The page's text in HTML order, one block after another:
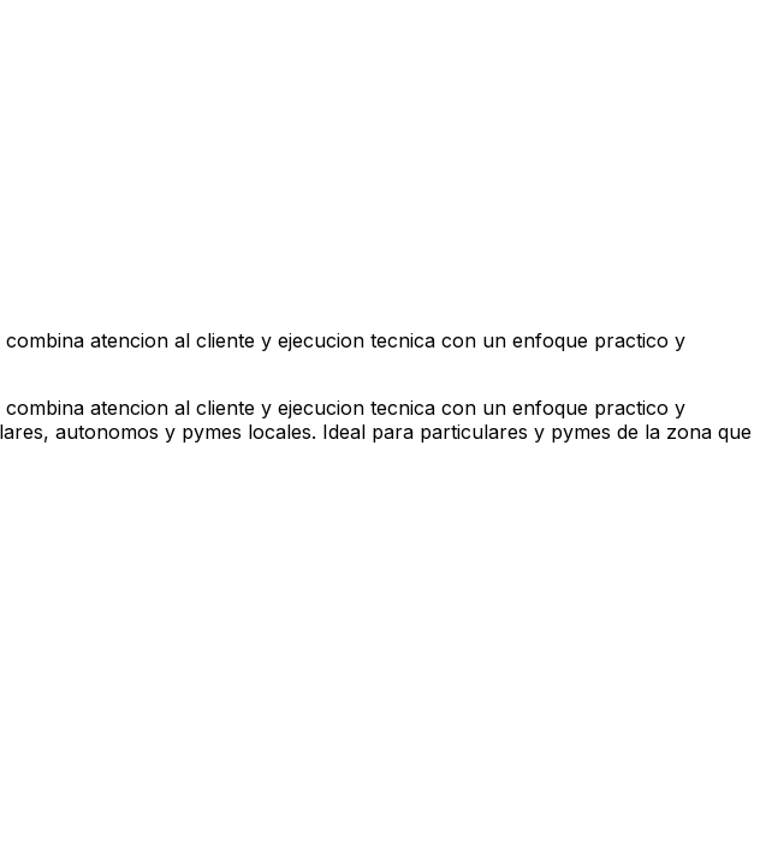
atencion al cliente y ejecucion tecnica con un enfoque practico y
atencion al cliente y ejecucion tecnica con un enfoque practico y
autonomos y pymes locales. Ideal para particulares y pymes de la zona que